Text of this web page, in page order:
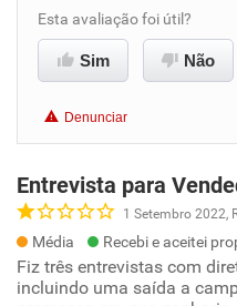
Esta avaliação foi útil?
Sim Não
Denunciar
Entrevista para
1 Setembro 2022,
Média Recebi e aceitei
Fiz três entrevistas com
incluindo uma saída a